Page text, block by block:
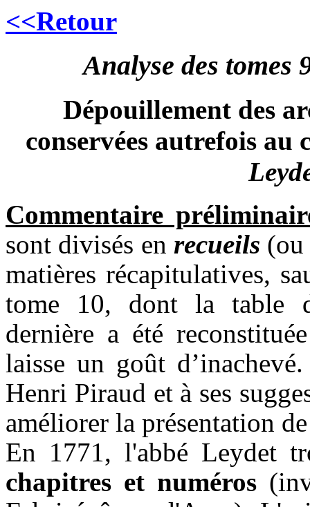
<<Retour
Analyse des
Dépouillement des
conservées autrefois au
Commentaire
sont divisés en recueils (ou
matières récapitulatives,
tome 10, dont la table
dernière a été
laisse un goût
Henri Piraud et à ses
améliorer la présentation
En 1771, l'abbé Leydet
chapitres et numéros